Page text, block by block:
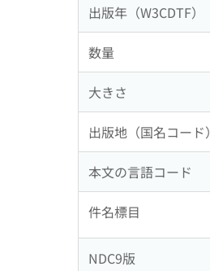
出版年（W3CDTF）
数量
大きさ
出版地（国名コード）
本文の言語コード
件名標目
NDC9版